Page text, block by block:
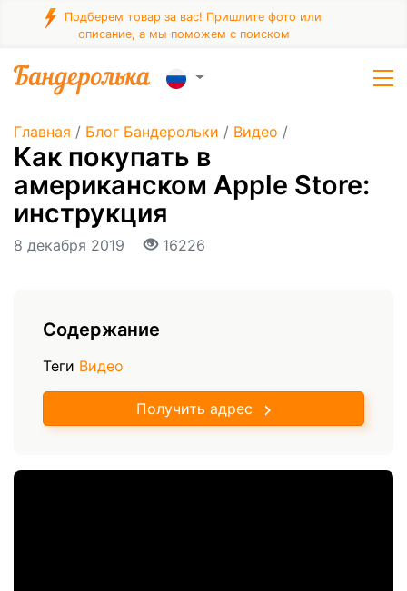
Подберем товар за вас! Пришлите фото или
описание, а мы поможем с поиском
Главная / Блог Бандерольки / Видео /
Как покупать в
американском Apple Store:
инструкция
8 декабря 2019 16226
Содержание
Теги Видео
Получить адрес